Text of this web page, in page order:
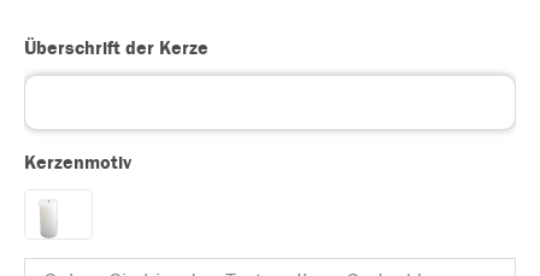
Überschrift der Kerze
Kerzenmotiv